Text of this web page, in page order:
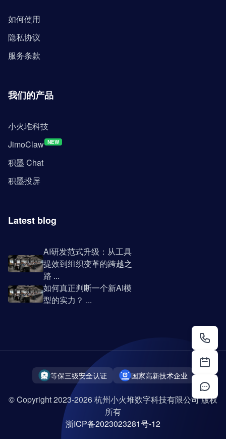
如何使用
隐私协议
服务条款
我们的产品
小火堆科技
JimoClaw NEW
积墨 Chat
积墨投屏
Latest blog
AI研发范式升级：从工具
提效到组织变革的跨越之
路 ...
如何真正判断一个新AI模
型的实力？ ...
等保三级安全认证 国家高新技术企业
© Copyright 2023-2026 杭州小火堆数字科技有限公司 版权
所有
浙ICP备2023023281号-12